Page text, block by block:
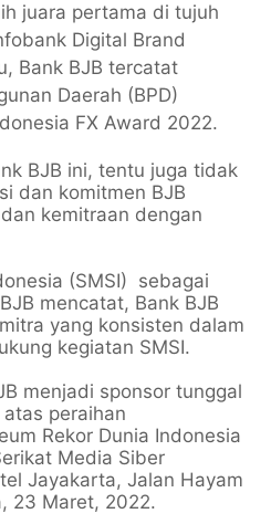
juara pertama di tujuh
Digital Brand
Bank BJB tercatat
Daerah (BPD)
FX Award 2022.
BJB ini, tentu juga tidak
dan komitmen BJB
kemitraan dengan
(SMSI) sebagai
mencatat, Bank BJB
yang konsisten dalam
kegiatan SMSI.
menjadi sponsor tunggal
peraihan
Rekor Dunia Indonesia
Media Siber
Jayakarta, Jalan Hayam
23 Maret, 2022.